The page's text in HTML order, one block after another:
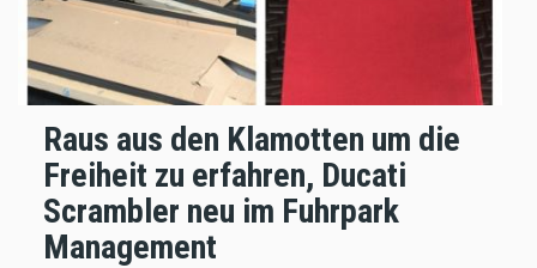
Raus aus den Klamotten um die
Freiheit zu erfahren, Ducati
Scrambler neu im Fuhrpark
Management